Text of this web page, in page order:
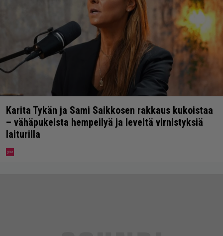
Karita Tykän ja Sami Saikkosen rakkaus kukoistaa
– vähäpukeista hempeilyä ja leveitä virnistyksiä
laiturilla